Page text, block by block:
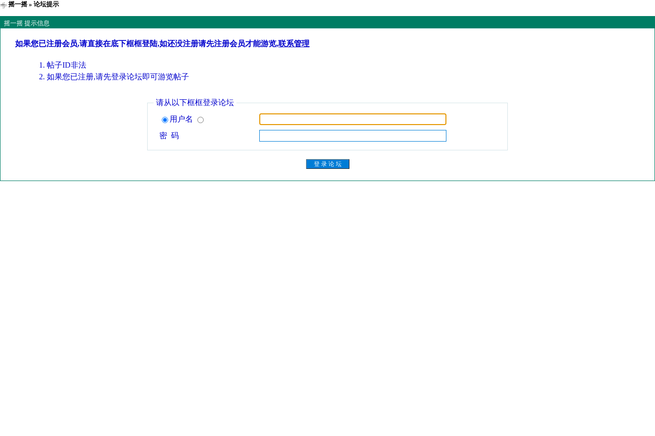
摇一摇» 论坛提示
摇一摇 提示信息
如果您已注册会员,请直接在底下框框登陆,如还没注册请先注册会员才能游览,联系管理
帖子ID非法
如果您已注册,请先登录论坛即可游览帖子
请从以下框框登录论坛
用户名
密 码